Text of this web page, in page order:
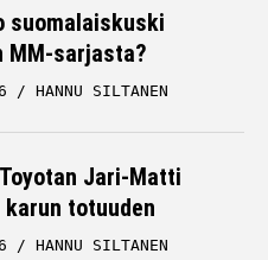
sarjasta?
HANNU SILTANEN
Jari-Matti
totuuden
HANNU SILTANEN